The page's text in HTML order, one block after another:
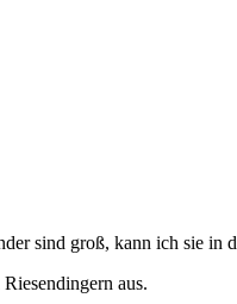
sind groß, kann ich sie in
aus.